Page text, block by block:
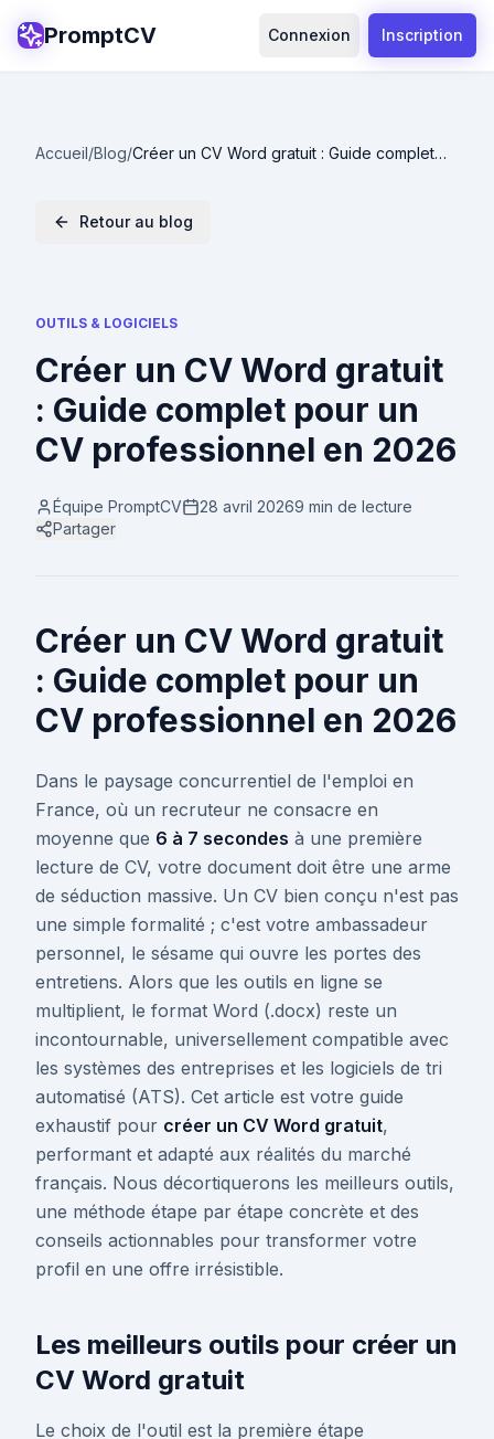
PromptCV Connexion Inscription
Accueil/Blog/Créer un CV Word gratuit : Guide complet
Retour au blog
OUTILS & LOGICIELS
Créer un CV Word gratuit
: Guide complet pour un
CV professionnel en 2026
Équipe PromptCV 28 avril 20269 min de lecture
Partager
Créer un CV Word gratuit
: Guide complet pour un
CV professionnel en 2026
Dans le paysage concurrentiel de l'emploi en
France, où un recruteur ne consacre en
moyenne que 6 à 7 secondes à une première
lecture de CV, votre document doit être une arme
de séduction massive. Un CV bien conçu n'est pas
une simple formalité ; c'est votre ambassadeur
personnel, le sésame qui ouvre les portes des
entretiens. Alors que les outils en ligne se
multiplient, le format Word (.docx) reste un
incontournable, universellement compatible avec
les systèmes des entreprises et les logiciels de tri
automatisé (ATS). Cet article est votre guide
exhaustif pour créer un CV Word gratuit,
performant et adapté aux réalités du marché
français. Nous décortiquerons les meilleurs outils,
une méthode étape par étape concrète et des
conseils actionnables pour transformer votre
profil en une offre irrésistible.
Les meilleurs outils pour créer un
CV Word gratuit
Le choix de l'outil est la première étape